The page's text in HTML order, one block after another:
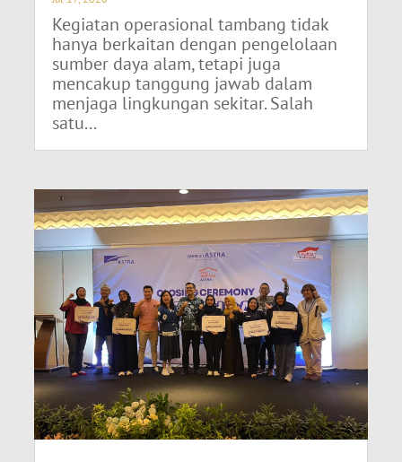
Kegiatan operasional tambang tidak
hanya berkaitan dengan pengelolaan
sumber daya alam, tetapi juga
mencakup tanggung jawab dalam
menjaga lingkungan sekitar. Salah
satu...